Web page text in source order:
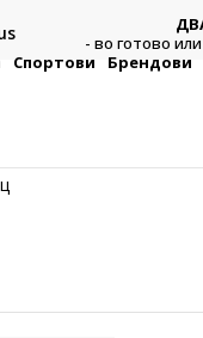
- во готово
Спортови Брендови